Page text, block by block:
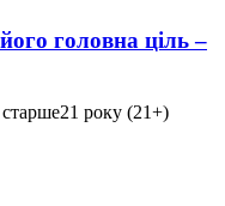
головна ціль –
старше21 року (21+)